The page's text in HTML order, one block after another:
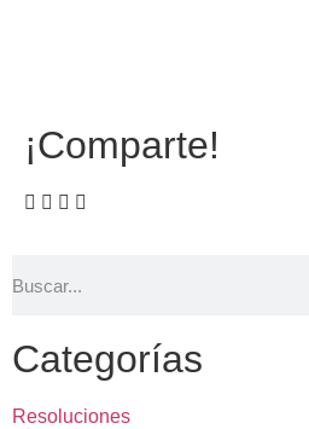
¡Comparte!
Categorías
Resoluciones